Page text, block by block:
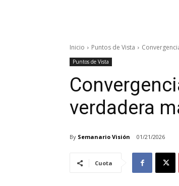
Inicio Puntos de Vista
Puntos de Vista
verdadera
By Semanario Visión 01/21/2026
Cuota